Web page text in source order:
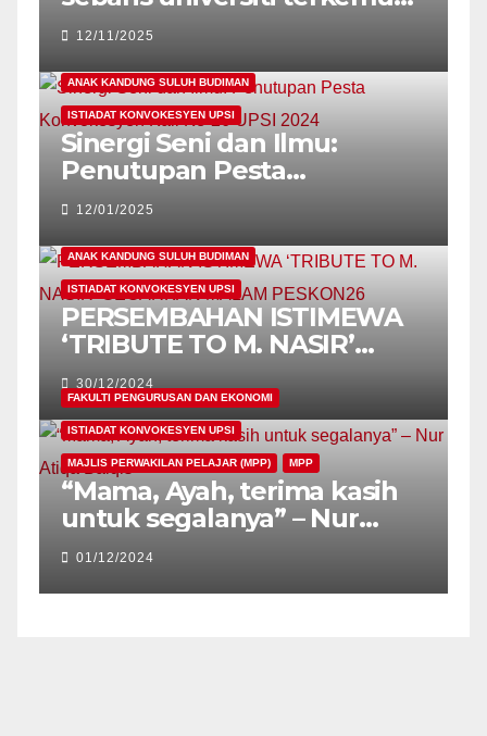
dunia – Naib Canselor
12/11/2025
ANAK KANDUNG SULUH BUDIMAN
ISTIADAT KONVOKESYEN UPSI
Sinergi Seni dan Ilmu:
Penutupan Pesta
Konvokesyen Kali Ke-26
UPSI 2024
12/01/2025
ANAK KANDUNG SULUH BUDIMAN
ISTIADAT KONVOKESYEN UPSI
PERSEMBAHAN ISTIMEWA
‘TRIBUTE TO M. NASIR’
GEGARKAN MALAM
PESKON26
30/12/2024
FAKULTI PENGURUSAN DAN EKONOMI
ISTIADAT KONVOKESYEN UPSI
MAJLIS PERWAKILAN PELAJAR (MPP) MPP
“Mama, Ayah, terima kasih
untuk segalanya” – Nur
Atiqa Balqis
01/12/2024